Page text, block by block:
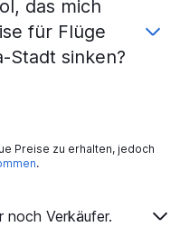
das mich
für Flüge
Stadt sinken?
Preise zu erhalten, jedoch
.
noch Verkäufer.